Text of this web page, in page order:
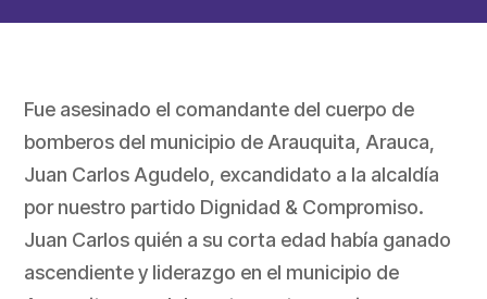
Fue asesinado el comandante del cuerpo de
bomberos del municipio de Arauquita, Arauca,
Juan Carlos Agudelo, excandidato a la alcaldía
por nuestro partido Dignidad & Compromiso.
Juan Carlos quién a su corta edad había ganado
ascendiente y liderazgo en el municipio de